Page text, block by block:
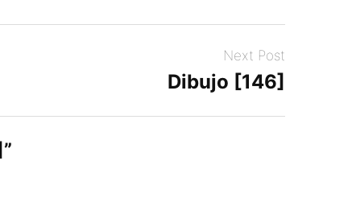
Next Post
Dibujo [146]
”